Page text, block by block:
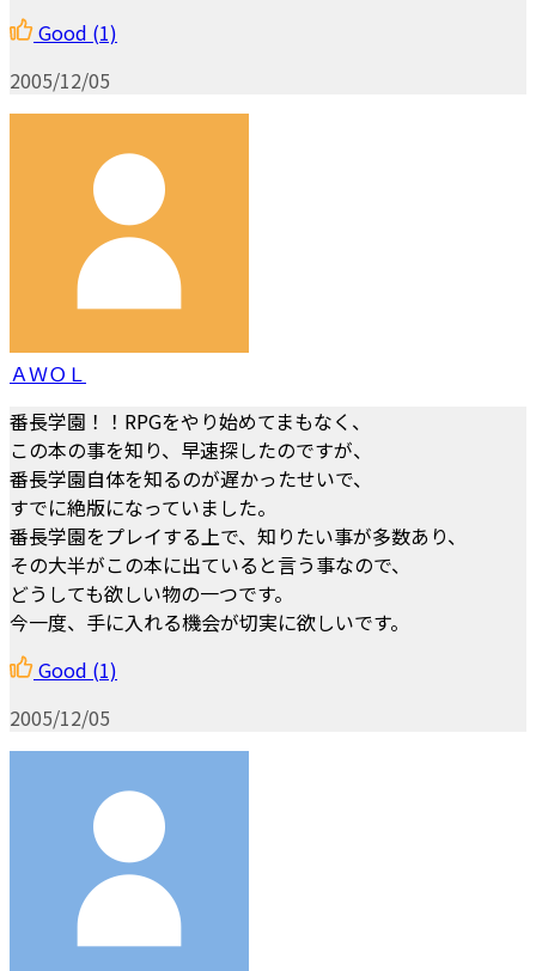
Good (1)
2005/12/05
ＡＷＯＬ
番長学園！！RPGをやり始めてまもなく、
この本の事を知り、早速探したのですが、
番長学園自体を知るのが遅かったせいで、
すでに絶版になっていました。
番長学園をプレイする上で、知りたい事が多数あり、
その大半がこの本に出ていると言う事なので、
どうしても欲しい物の一つです。
今一度、手に入れる機会が切実に欲しいです。
Good (1)
2005/12/05